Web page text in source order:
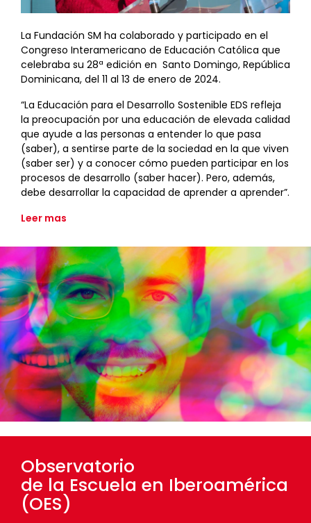
La Fundación SM ha colaborado y participado en el
Congreso Interamericano de Educación Católica que
celebraba su 28ª edición en Santo Domingo, República
Dominicana, del 11 al 13 de enero de 2024.
“La Educación para el Desarrollo Sostenible EDS refleja
la preocupación por una educación de elevada calidad
que ayude a las personas a entender lo que pasa
(saber), a sentirse parte de la sociedad en la que viven
(saber ser) y a conocer cómo pueden participar en los
procesos de desarrollo (saber hacer). Pero, además,
debe desarrollar la capacidad de aprender a aprender”.
Leer mas
Observatorio
de la Escuela en Iberoamérica
(OES)